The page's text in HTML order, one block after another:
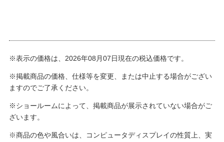
※表示の価格は、2026年08月07日現在の税込価格です。
※掲載商品の価格、仕様等を変更、または中止する場合がござい
ますのでご了承ください。
※ショールームによって、掲載商品が展示されていない場合がご
ざいます。
※商品の色や風合いは、コンピュータディスプレイの性質上、実